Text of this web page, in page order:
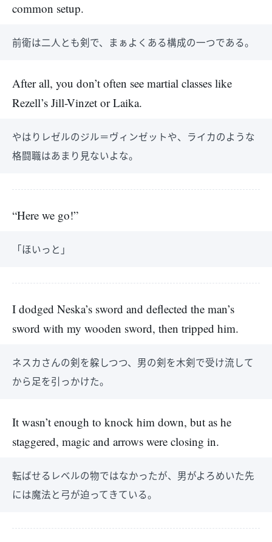
common setup.
前衛は二人とも剣で、まぁよくある構成の一つである。
After all, you don’t often see martial classes like
Rezell’s Jill-Vinzet or Laika.
やはりレゼルのジル＝ヴィンゼットや、ライカのような
格闘職はあまり見ないよな。
“Here we go!”
「ほいっと」
I dodged Neska’s sword and deflected the man’s
sword with my wooden sword, then tripped him.
ネスカさんの剣を躱しつつ、男の剣を木剣で受け流して
から足を引っかけた。
It wasn’t enough to knock him down, but as he
staggered, magic and arrows were closing in.
転ばせるレベルの物ではなかったが、男がよろめいた先
には魔法と弓が迫ってきている。